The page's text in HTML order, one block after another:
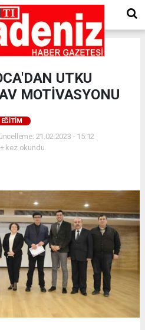
UTKU
MOTİVASYONU
EĞITIM
21.02.2023 - 15:12
kez okundu.